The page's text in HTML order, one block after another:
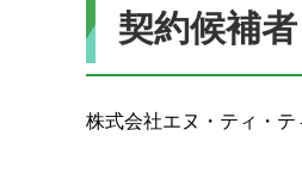
契約候補者
株式会社エヌ・ティ・